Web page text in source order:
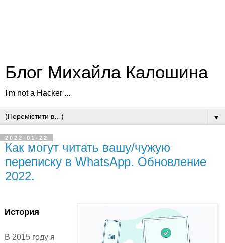
Блог Михайла Калошина
I'm not a Hacker ...
▼
2022-01-22
Как могут читать вашу/чужую
переписку в WhatsApp. Обновление
2022.
История
В 2015 году я